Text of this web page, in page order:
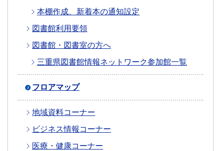
本棚作成、新着本の通知設定
図書館利用要領
図書館・図書室の方へ
三重県図書館情報ネットワーク参加館一覧
フロアマップ
地域資料コーナー
ビジネス情報コーナー
医療・健康コーナー